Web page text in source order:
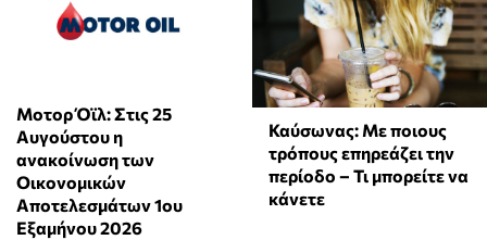
Μοτορ Όϊλ: Στις 25
Αυγούστου η
ανακοίνωση των
Οικονομικών
Αποτελεσμάτων 1ου
Εξαμήνου 2026
Καύσωνας: Με ποιους
τρόπους επηρεάζει την
περίοδο – Τι μπορείτε να
κάνετε